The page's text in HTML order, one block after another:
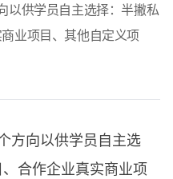
以供学员自主选择：半撇私
业项目、其他自定义项
方向以供学员自主选
合作企业真实商业项